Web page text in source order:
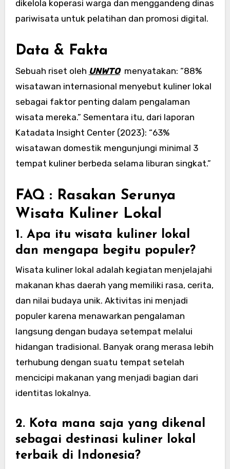
dikelola koperasi warga dan menggandeng dinas
pariwisata untuk pelatihan dan promosi digital.
Data & Fakta
Sebuah riset oleh UNWTOmenyatakan: “88%
wisatawan internasional menyebut kuliner lokal
sebagai faktor penting dalam pengalaman
wisata mereka.” Sementara itu, dari laporan
Katadata Insight Center (2023): “63%
wisatawan domestik mengunjungi minimal 3
tempat kuliner berbeda selama liburan singkat.”
FAQ : Rasakan Serunya
Wisata Kuliner Lokal
1. Apa itu wisata kuliner lokal
dan mengapa begitu populer?
Wisata kuliner lokal adalah kegiatan menjelajahi
makanan khas daerah yang memiliki rasa, cerita,
dan nilai budaya unik. Aktivitas ini menjadi
populer karena menawarkan pengalaman
langsung dengan budaya setempat melalui
hidangan tradisional. Banyak orang merasa lebih
terhubung dengan suatu tempat setelah
mencicipi makanan yang menjadi bagian dari
identitas lokalnya.
2. Kota mana saja yang dikenal
sebagai destinasi kuliner lokal
terbaik di Indonesia?